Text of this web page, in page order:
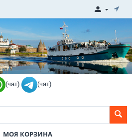
(чат) (чат)
МОЯ КОРЗИНА